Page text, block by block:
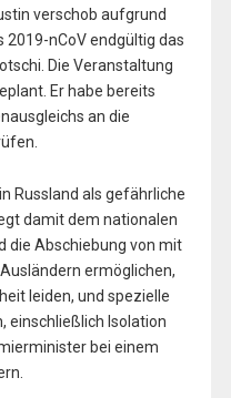
verschob aufgrund
2019-nCoV endgültig das
Die Veranstaltung
Er habe bereits
an die
Russland als gefährliche
damit dem nationalen
die Abschiebung von mit
ermöglichen,
leiden, und spezielle
einschließlich Isolation
bei einem